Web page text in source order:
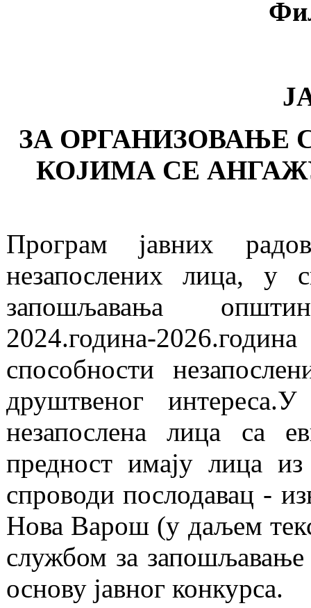
ЗА ОРГАНИЗОВАЊЕ
КОЈИМА СЕ
Програм јавних
незапослених лица, у
запошљавања
2024.година-
способности
друштвеног
незапослена лица са
предност имају лица
спроводи послодавац -
Нова Варош (у даљем
службом за
основу јавног конкурса.